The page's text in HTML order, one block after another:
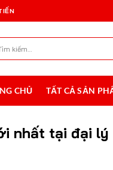
CHỦ TẤT CẢ SẢN
nhất tại đại lý